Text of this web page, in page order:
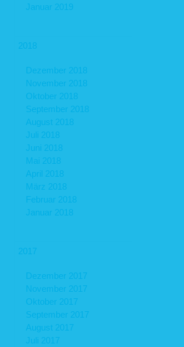
Januar 2019
2018
Dezember 2018
November 2018
Oktober 2018
September 2018
August 2018
Juli 2018
Juni 2018
Mai 2018
April 2018
März 2018
Februar 2018
Januar 2018
2017
Dezember 2017
November 2017
Oktober 2017
September 2017
August 2017
Juli 2017